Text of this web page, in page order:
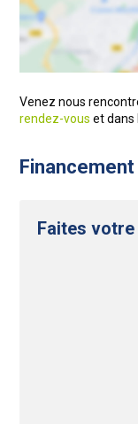
Venez nous
rendez-vous et dans
Financement
Faites